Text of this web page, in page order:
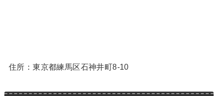
住所：東京都練馬区石神井町8-10